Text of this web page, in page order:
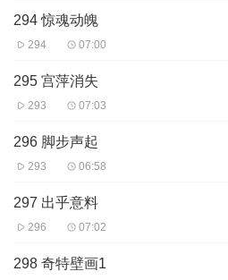
294 惊魂动魄
294 07:00
295 宫萍消失
293 07:03
296 脚步声起
293 06:58
297 出乎意料
296 07:02
298 奇特壁画1